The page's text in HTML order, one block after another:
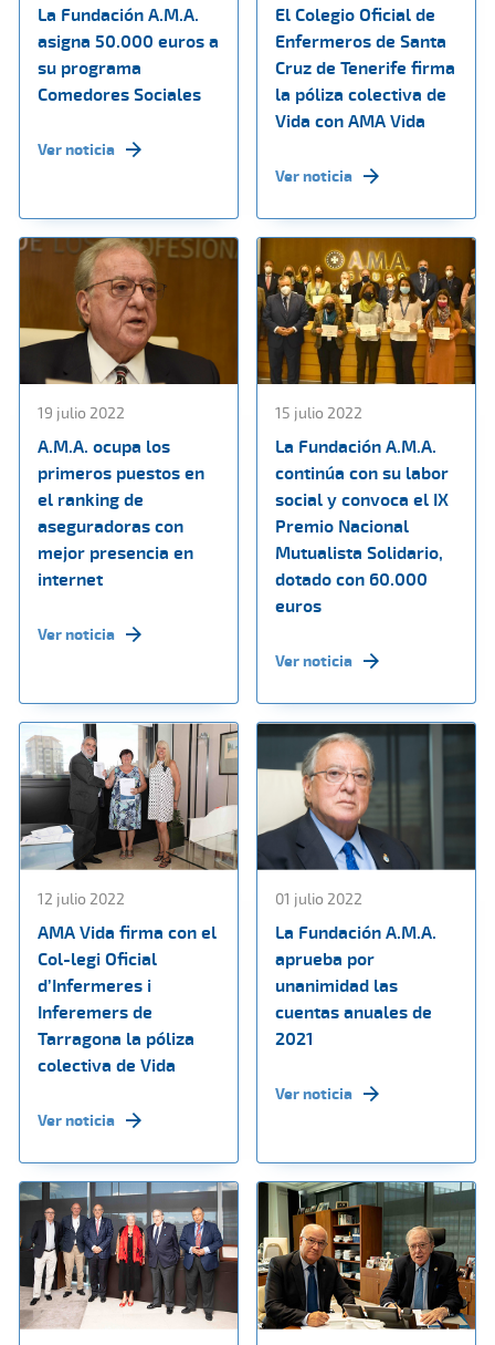
La Fundación A.M.A.
asigna 50.000 euros a
su programa
Comedores Sociales
Ver noticia
El Colegio Oficial de
Enfermeros de Santa
Cruz de Tenerife firma
la póliza colectiva de
Vida con AMA Vida
Ver noticia
19 julio 2022
A.M.A. ocupa los
primeros puestos en
el ranking de
aseguradoras con
mejor presencia en
internet
Ver noticia
15 julio 2022
La Fundación A.M.A.
continúa con su labor
social y convoca el IX
Premio Nacional
Mutualista Solidario,
dotado con 60.000
euros
Ver noticia
12 julio 2022
AMA Vida firma con el
Col-legi Oficial
d’Infermeres i
Inferemers de
Tarragona la póliza
colectiva de Vida
Ver noticia
01 julio 2022
La Fundación A.M.A.
aprueba por
unanimidad las
cuentas anuales de
2021
Ver noticia